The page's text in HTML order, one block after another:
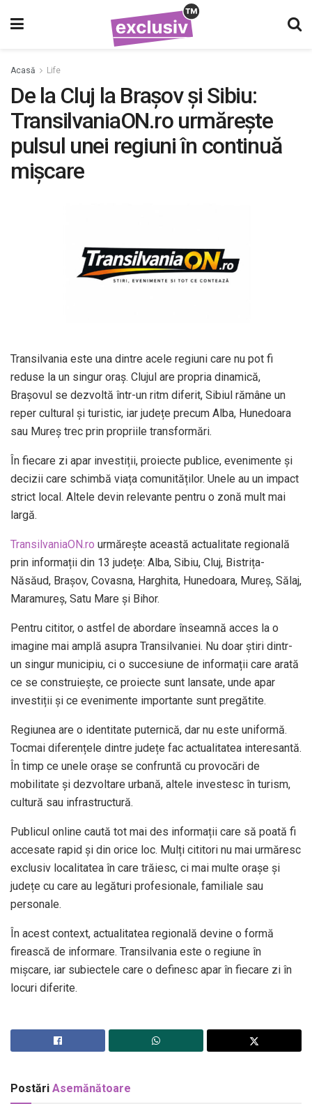
Acasă Life
De la Cluj la Brașov și Sibiu:
TransilvaniaON.ro urmărește
pulsul unei regiuni în continuă
mișcare
Transilvania este una dintre acele regiuni care nu pot fi
reduse la un singur oraș. Clujul are propria dinamică,
Brașovul se dezvoltă într-un ritm diferit, Sibiul rămâne un
reper cultural și turistic, iar județe precum Alba, Hunedoara
sau Mureș trec prin propriile transformări.
În fiecare zi apar investiții, proiecte publice, evenimente și
decizii care schimbă viața comunităților. Unele au un impact
strict local. Altele devin relevante pentru o zonă mult mai
largă.
TransilvaniaON.ro urmărește această actualitate regională
prin informații din 13 județe: Alba, Sibiu, Cluj, Bistrița-
Năsăud, Brașov, Covasna, Harghita, Hunedoara, Mureș, Sălaj,
Maramureș, Satu Mare și Bihor.
Pentru cititor, o astfel de abordare înseamnă acces la o
imagine mai amplă asupra Transilvaniei. Nu doar știri dintr-
un singur municipiu, ci o succesiune de informații care arată
ce se construiește, ce proiecte sunt lansate, unde apar
investiții și ce evenimente importante sunt pregătite.
Regiunea are o identitate puternică, dar nu este uniformă.
Tocmai diferențele dintre județe fac actualitatea interesantă.
În timp ce unele orașe se confruntă cu provocări de
mobilitate și dezvoltare urbană, altele investesc în turism,
cultură sau infrastructură.
Publicul online caută tot mai des informații care să poată fi
accesate rapid și din orice loc. Mulți cititori nu mai urmăresc
exclusiv localitatea în care trăiesc, ci mai multe orașe și
județe cu care au legături profesionale, familiale sau
personale.
În acest context, actualitatea regională devine o formă
firească de informare. Transilvania este o regiune în
mișcare, iar subiectele care o definesc apar în fiecare zi în
locuri diferite.
Postări Asemănătoare